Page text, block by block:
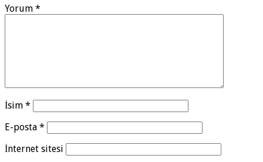
Yorum *
İsim *
E-posta *
İnternet sitesi